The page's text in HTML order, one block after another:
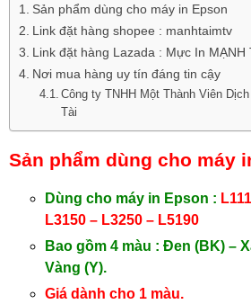
Sản phẩm dùng cho máy in Epson
Link đặt hàng shopee : manhtaimtv
Link đặt hàng Lazada : Mực In MẠNH
Nơi mua hàng uy tín đáng tin cậy
Công ty TNHH Một Thành Viên
Tài
Sản phẩm dùng cho máy
Dùng cho máy in Epson :
L3150 – L3250 – L5190
Bao gồm 4 màu : Đen (BK) –
Vàng (Y).
Giá dành cho 1 màu.